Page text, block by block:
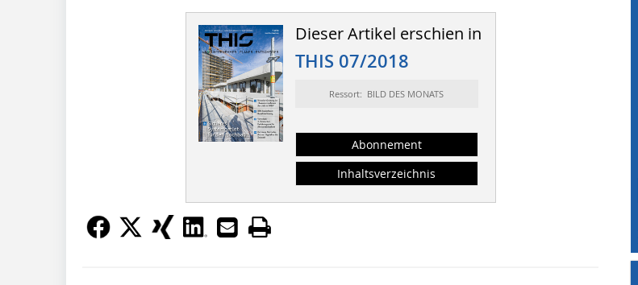
Dieser Artikel erschien in
THIS 07/2018
Ressort: BILD DES MONATS
Abonnement
Inhaltsverzeichnis